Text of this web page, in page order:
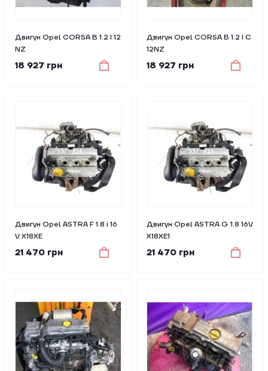
Двигун Opel CORSA B 1.2 I 12
NZ
18 927 грн
Двигун Opel CORSA B 1.2 I C
12NZ
18 927 грн
Двигун Opel ASTRA F 1.8 i 16
V X18XE
21 470 грн
Двигун Opel ASTRA G 1.8 16V
X18XE1
21 470 грн